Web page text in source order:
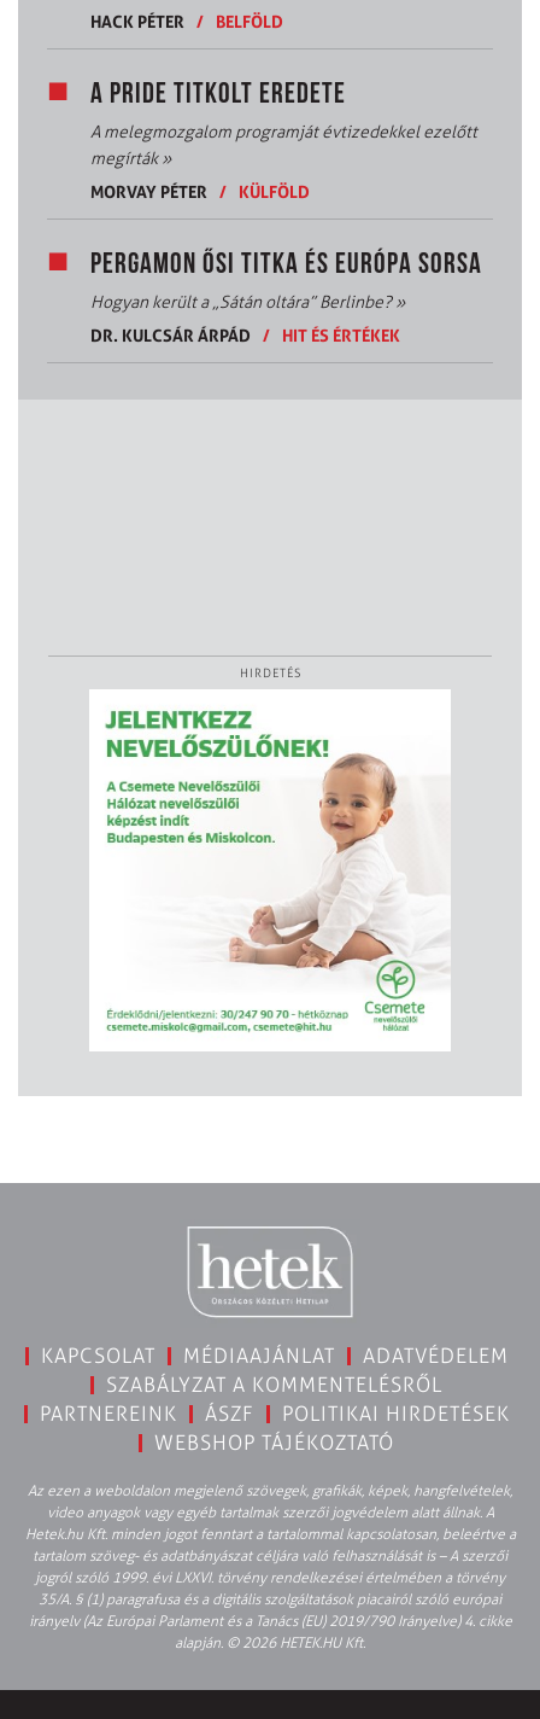
HACK PÉTER
/ BELFÖLD
A PRIDE TITKOLT EREDETE
A melegmozgalom programját évtizedekkel ezelőtt
megírták»
MORVAY PÉTER
/ KÜLFÖLD
PERGAMON ŐSI TITKA ÉS EURÓPA SORSA
Hogyan került a „Sátán oltára” Berlinbe?»
DR. KULCSÁR ÁRPÁD
/ HIT ÉS ÉRTÉKEK
HIRDETÉS
KAPCSOLAT MÉDIAAJÁNLAT
ADATVÉDELEM
SZABÁLYZAT A KOMMENTELÉSRŐL
PARTNEREINK
ÁSZF
POLITIKAI HIRDETÉSEK
WEBSHOP TÁJÉKOZTATÓ
Az ezen a weboldalon megjelenő szövegek, grafikák, képek, hangfelvételek,
video anyagok vagy egyéb tartalmak szerzői jogvédelem alatt állnak. A
Hetek.hu Kft. minden jogot fenntart a tartalommal kapcsolatosan, beleértve a
tartalom szöveg- és adatbányászat céljára való felhasználását is – A szerzői
jogról szóló 1999. évi LXXVI. törvény rendelkezései értelmében a törvény
35/A. § (1) paragrafusa és a digitális szolgáltatások piacairól szóló európai
irányelv (Az Európai Parlament és a Tanács (EU) 2019/790 Irányelve) 4. cikke
alapján. © 2026 HETEK.HU Kft.